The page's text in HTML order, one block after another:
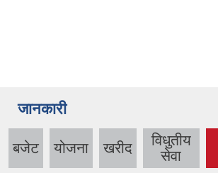
जानकारी
बजेट योजना खरीद
विधुतीय
सेवा